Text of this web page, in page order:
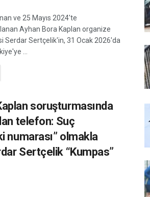
ve 25 Mayıs 2024'te
Ayhan Bora Kaplan organize
Serdar Sertçelik'in, 31 Ocak 2026'da
...
soruşturmasında
telefon: Suç
numarası” olmakla
Sertçelik “Kumpas”